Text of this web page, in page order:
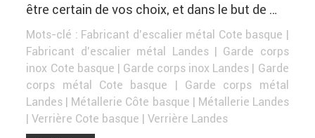
être certain de vos choix, et dans le but de …
Mots-clé : Fabricant d'escalier métal Cote basque |
Fabricant d'escalier métal Landes| Garde corps
inox Cote basque | Garde corps inox Landes | Garde
corps métal Cote basque | Garde corps métal
Landes | Métallerie Côte basque | Métallerie Landes
|Verrière Cote basque |Verrière Landes